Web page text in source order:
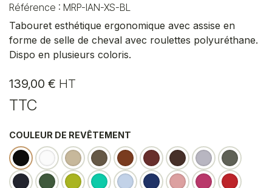
Référence : MRP-IAN-XS-BL
Tabouret esthétique ergonomique avec assise en
forme de selle de cheval avec roulettes polyuréthane.
Dispo en plusieurs coloris.
139,00 € HT
TTC
COULEUR DE REVÊTEMENT